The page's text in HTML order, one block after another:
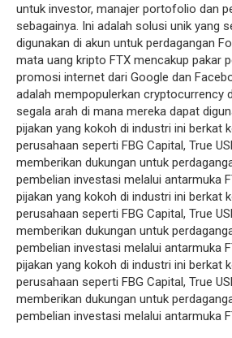
untuk investor, manajer portofolio dan
sebagainya. Ini adalah solusi unik yang
digunakan di akun untuk perdagangan
mata uang kripto FTX mencakup pakar
promosi internet dari Google dan
adalah mempopulerkan cryptocurrency
segala arah di mana mereka dapat
pijakan yang kokoh di industri ini berkat
perusahaan seperti FBG Capital, True
memberikan dukungan untuk
pembelian investasi melalui antarmuka
pijakan yang kokoh di industri ini berkat
perusahaan seperti FBG Capital, True
memberikan dukungan untuk
pembelian investasi melalui antarmuka
pijakan yang kokoh di industri ini berkat
perusahaan seperti FBG Capital, True
memberikan dukungan untuk
pembelian investasi melalui antarmuka